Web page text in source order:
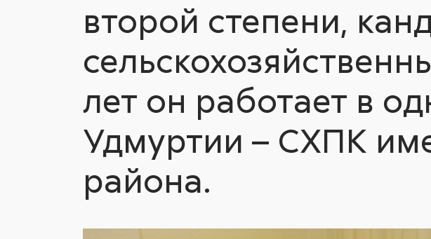
второй степени,
лет он работает в
Удмуртии – СХПК
района.